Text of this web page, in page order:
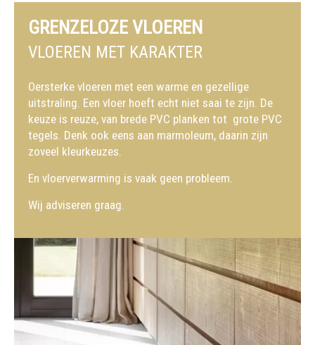
GRENZELOZE VLOEREN
VLOEREN MET KARAKTER
Oersterke vloeren met een warme en gezellige
uitstraling. Een vloer hoeft echt niet saai te zijn. De
keuze is reuze, van brede PVC planken tot grote PVC
tegels. Denk ook eens aan marmoleum, daarin zijn
zoveel kleurkeuzes.
En vloerverwarming is vaak geen probleem.
Wij adviseren graag.